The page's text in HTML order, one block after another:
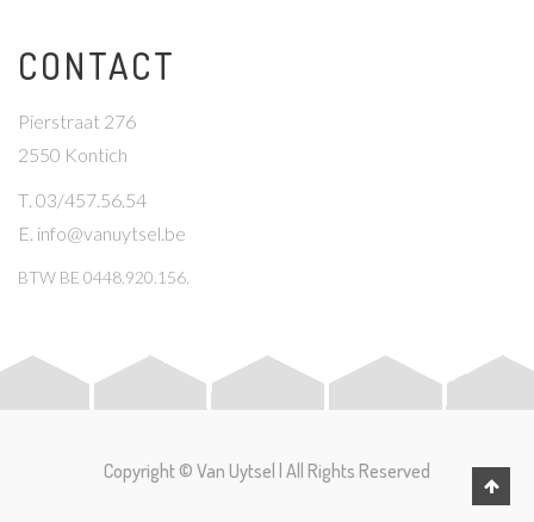
CONTACT
Pierstraat 276
2550 Kontich
T . 03/457.56.54
E info@vanuytsel.be
BTW BE 0448.920.156.
Copyright © Van Uytsel | All Rights Reserved